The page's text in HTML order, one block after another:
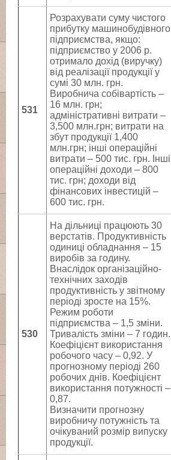
531
Розрахувати суму чистого
прибутку машинобудівного
підприємства, якщо:
підприємство у 2006 р.
отри­мало дохід (виручку)
від реалізації продукції у
сумі 30 млн. грн.
Виробнича собівартість –
16 млн. грн;
адміністративні витрати –
3,500 млн.грн; витрати на
збут продукції ­1,400
млн.грн; інші операційні
витрати – 500 тис. грн. Інші
опе­раційні доходи – 800
тис. грн; доходи від
фінансових інвес­тицій –
600 тис. грн.
530
На дільниці працюють 30
верстатів. Продуктивність
одиниці обладнання – 15
виробів за годину.
Внаслідок організаційно-
технічних заходів
продуктивність у звітному
періоді зросте на 15%.
Режим роботи
підприємства – 1,5 зміни.
Тривалість зміни – 7 годин.
Коефіцієнт використання
робочого часу – 0,92. У
прогнозному періоді 260
робочих днів. Коефіцієнт
використання потужності –
0,87.
Визначити прогнозну
виробничу потужність та
очікуваний розмір випуску
продукції.